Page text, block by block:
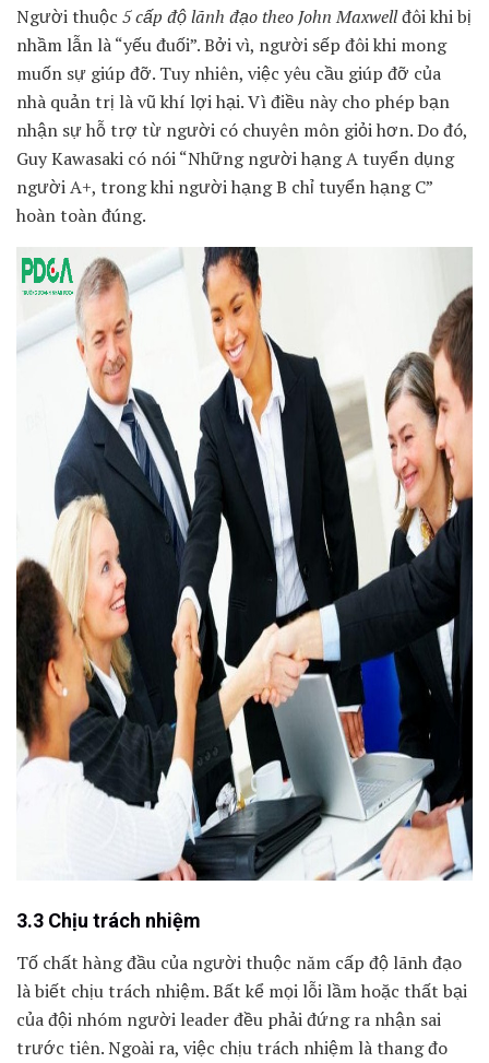
Người thuộc 5 cấp độ lãnh đạo theo John Maxwellđôi khi bị
nhầm lẫn là “yếu đuối”. Bởi vì, người sếp đôi khi mong
muốn sự giúp đỡ. Tuy nhiên, việc yêu cầu giúp đỡ của
nhà quản trị là vũ khí lợi hại. Vì điều này cho phép bạn
nhận sự hỗ trợ từ người có chuyên môn giỏi hơn. Do đó,
Guy Kawasaki có nói “Những người hạng A tuyển dụng
người A+, trong khi người hạng B chỉ tuyển hạng C”
hoàn toàn đúng.
3.3 Chịu trách nhiệm
Tố chất hàng đầu của người thuộc năm cấp độ lãnh đạo
là biết chịu trách nhiệm. Bất kể mọi lỗi lầm hoặc thất bại
của đội nhóm người leader đều phải đứng ra nhận sai
trước tiên. Ngoài ra, việc chịu trách nhiệm là thang đo